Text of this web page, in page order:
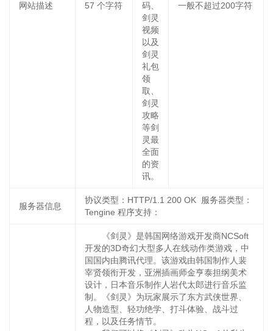
网站描述 57 个字符
码、
剑灵
视频
以及
剑灵
礼包
领
取、
剑灵
攻略
等剑
灵最
全面
的资
讯。
一般不超过200字符
服务器信息
协议类型：HTTP/1.1 200 OK 服务器类型：
Tengine 程序支持：
《剑灵》是韩国网络游戏开发商NCSoft
开发的3D奇幻大型多人在线动作类游戏，中
国国内由腾讯代理。该游戏由韩国制作人裴
宰贤领衔开发，亚洲插画师金亨泰担纲美术
设计，日本音乐制作人岩代太郎进行音乐监
制。《剑灵》为玩家展示了东方武侠世界、
人物造型、轻功绝学、打斗体验、战斗过
程，以及任务情节。